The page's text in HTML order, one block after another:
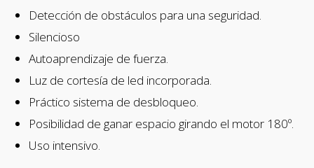
Detección de obstáculos para una seguridad.
Silencioso
Autoaprendizaje de fuerza.
Luz de cortesía de led incorporada.
Práctico sistema de desbloqueo.
Posibilidad de ganar espacio girando el motor 180º.
Uso intensivo.